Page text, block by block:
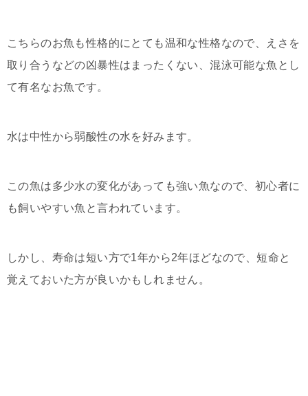
こちらのお魚も性格的にとても温和な性格なので、えさを
取り合うなどの凶暴性はまったくない、混泳可能な魚とし
て有名なお魚です。
水は中性から弱酸性の水を好みます。
この魚は多少水の変化があっても強い魚なので、初心者に
も飼いやすい魚と言われています。
しかし、寿命は短い方で1年から2年ほどなので、短命と
覚えておいた方が良いかもしれません。